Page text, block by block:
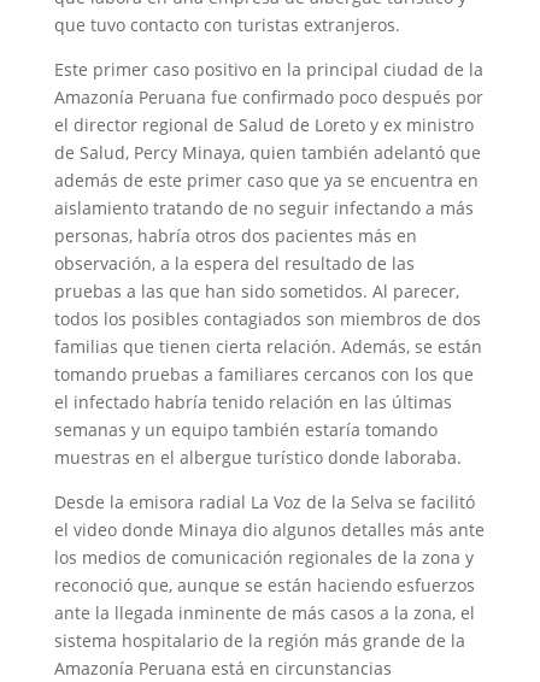
que tuvo contacto con turistas extranjeros.
Este primer caso positivo en la principal ciudad de la
Amazonía Peruana fue confirmado poco después por
el director regional de Salud de Loreto y ex ministro
de Salud, Percy Minaya, quien también adelantó que
además de este primer caso que ya se encuentra en
aislamiento tratando de no seguir infectando a más
personas, habría otros dos pacientes más en
observación, a la espera del resultado de las
pruebas a las que han sido sometidos. Al parecer,
todos los posibles contagiados son miembros de dos
familias que tienen cierta relación. Además, se están
tomando pruebas a familiares cercanos con los que
el infectado habría tenido relación en las últimas
semanas y un equipo también estaría tomando
muestras en el albergue turístico donde laboraba.
Desde la emisora radial La Voz de la Selva se facilitó
el video donde Minaya dio algunos detalles más ante
los medios de comunicación regionales de la zona y
reconoció que, aunque se están haciendo esfuerzos
ante la llegada inminente de más casos a la zona, el
sistema hospitalario de la región más grande de la
Amazonía Peruana está en circunstancias